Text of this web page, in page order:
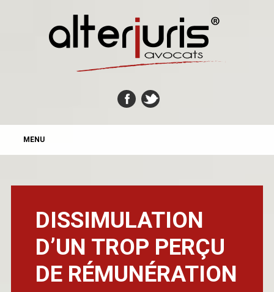
MAIN MENU
MENU
DISSIMULATION
D’UN TROP PERÇU
DE RÉMUNÉRATION